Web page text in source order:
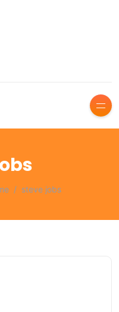
steve jobs